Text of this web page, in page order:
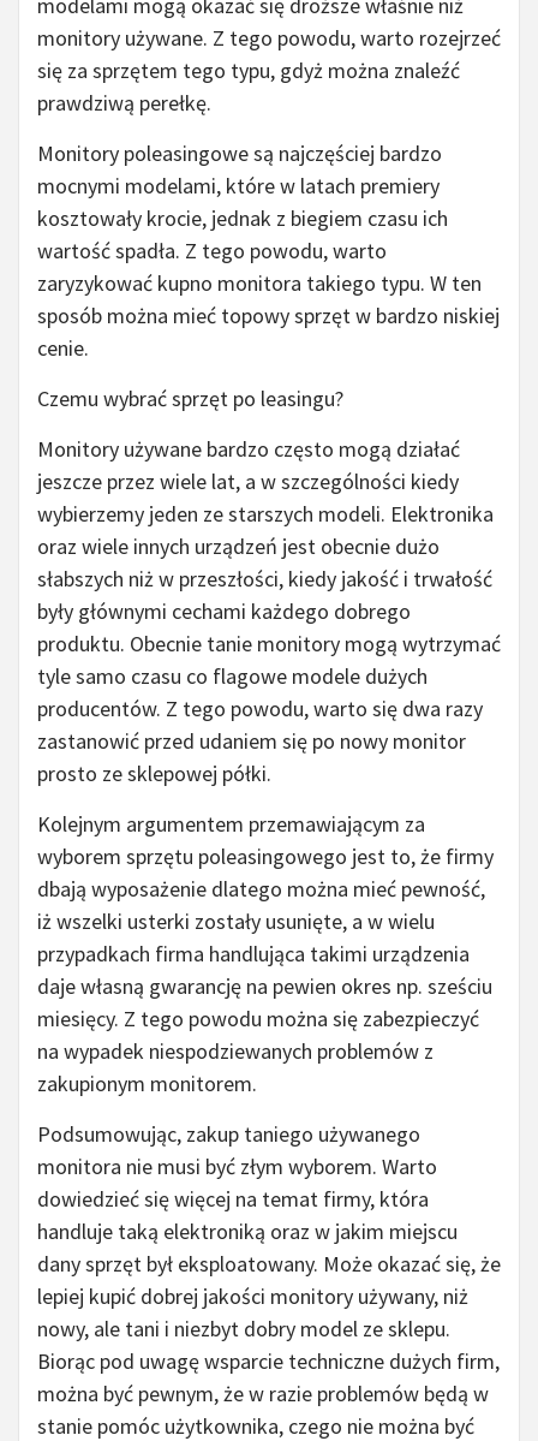
modelami mogą okazać się droższe właśnie niż
monitory używane. Z tego powodu, warto rozejrzeć
się za sprzętem tego typu, gdyż można znaleźć
prawdziwą perełkę.
Monitory poleasingowe są najczęściej bardzo
mocnymi modelami, które w latach premiery
kosztowały krocie, jednak z biegiem czasu ich
wartość spadła. Z tego powodu, warto
zaryzykować kupno monitora takiego typu. W ten
sposób można mieć topowy sprzęt w bardzo niskiej
cenie.
Czemu wybrać sprzęt po leasingu?
Monitory używane bardzo często mogą działać
jeszcze przez wiele lat, a w szczególności kiedy
wybierzemy jeden ze starszych modeli. Elektronika
oraz wiele innych urządzeń jest obecnie dużo
słabszych niż w przeszłości, kiedy jakość i trwałość
były głównymi cechami każdego dobrego
produktu. Obecnie tanie monitory mogą wytrzymać
tyle samo czasu co flagowe modele dużych
producentów. Z tego powodu, warto się dwa razy
zastanowić przed udaniem się po nowy monitor
prosto ze sklepowej półki.
Kolejnym argumentem przemawiającym za
wyborem sprzętu poleasingowego jest to, że firmy
dbają wyposażenie dlatego można mieć pewność,
iż wszelki usterki zostały usunięte, a w wielu
przypadkach firma handlująca takimi urządzenia
daje własną gwarancję na pewien okres np. sześciu
miesięcy. Z tego powodu można się zabezpieczyć
na wypadek niespodziewanych problemów z
zakupionym monitorem.
Podsumowując, zakup taniego używanego
monitora nie musi być złym wyborem. Warto
dowiedzieć się więcej na temat firmy, która
handluje taką elektroniką oraz w jakim miejscu
dany sprzęt był eksploatowany. Może okazać się, że
lepiej kupić dobrej jakości monitory używany, niż
nowy, ale tani i niezbyt dobry model ze sklepu.
Biorąc pod uwagę wsparcie techniczne dużych firm,
można być pewnym, że w razie problemów będą w
stanie pomóc użytkownika, czego nie można być